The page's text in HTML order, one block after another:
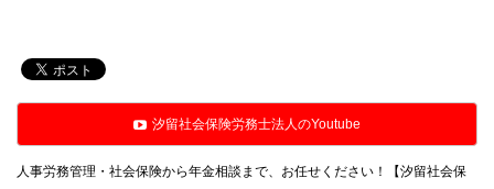
汐留社会保険労務士法人のYoutube
人事労務管理・社会保険から年金相談まで、お任せください！【汐留社会保